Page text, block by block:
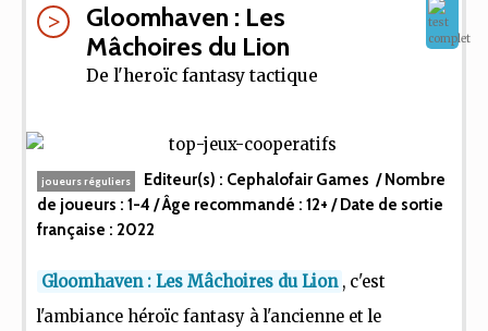
Gloomhaven : Les
Mâchoires du Lion
De l'heroïc fantasy tactique
joueurs réguliers Editeur(s) : Cephalofair Games / Nombre
de joueurs : 1-4 / Âge recommandé : 12+ / Date de sortie
française : 2022
Gloomhaven : Les Mâchoires du Lion , c'est
l'ambiance héroïc fantasy à l'ancienne et le